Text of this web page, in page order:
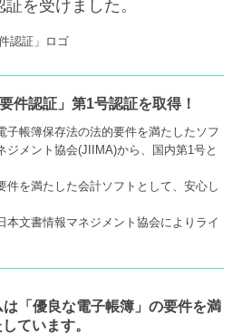
を受けました。
件認証」第1号認証を取得！
子帳簿保存法の法的要件を満たしたソフ
ジメント協会(JIIMA)から、国内第1号と
件を満たした会計ソフトとして、安心し
文書情報マネジメント協会によりライ
「優良な電子帳簿」の要件を満
ています。